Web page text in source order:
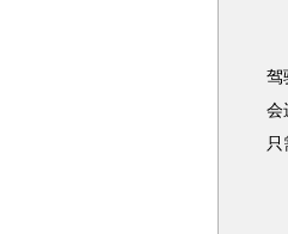
驾
会
只